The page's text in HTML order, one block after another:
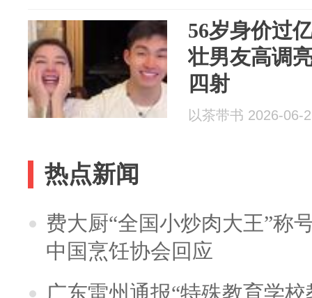
56岁身价过
壮男友高调
四射
以茶带书 2026-06-
热点新闻
费大厨“全国小炒肉大王”称
中国烹饪协会回应
广东雷州通报“特殊教育学